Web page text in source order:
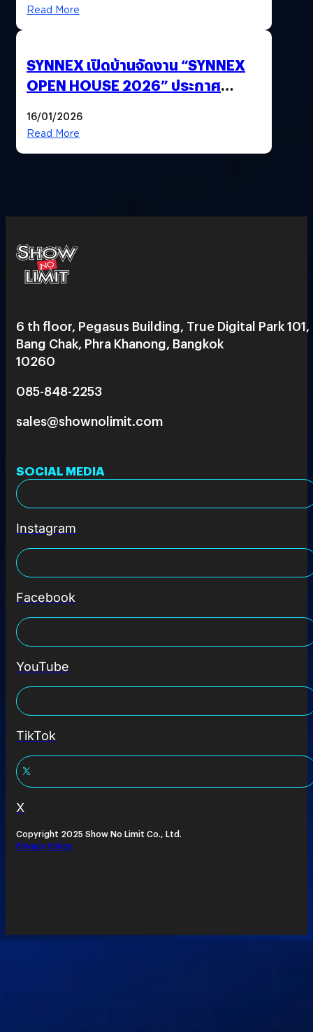
Read More
SYNNEX เปิดบ้านจัดงาน “SYNNEX
OPEN HOUSE 2026” ประกาศ
ได้ 53,000 ล้านบาท
16/01/2026
Read More
6 th floor, Pegasus Building, True Digital Park 101,
Bang Chak, Phra Khanong, Bangkok
10260
085-848-2253
sales@shownolimit.com
SOCIAL MEDIA
Instagram
Facebook
YouTube
TikTok
X
Copyright 2025 Show No Limit Co., Ltd.
Privacy Policy